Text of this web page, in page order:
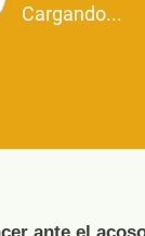
Cargando...
ante el